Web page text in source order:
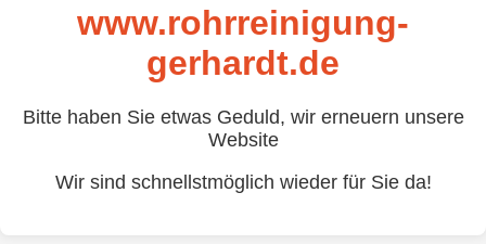
www.rohrreinigung-
gerhardt.de
Bitte haben Sie etwas Geduld, wir erneuern unsere
Website
Wir sind schnellstmöglich wieder für Sie da!